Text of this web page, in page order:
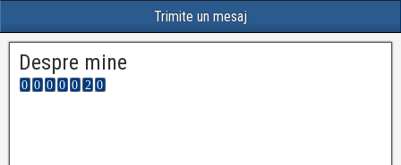
Trimite un mesaj
Despre mine